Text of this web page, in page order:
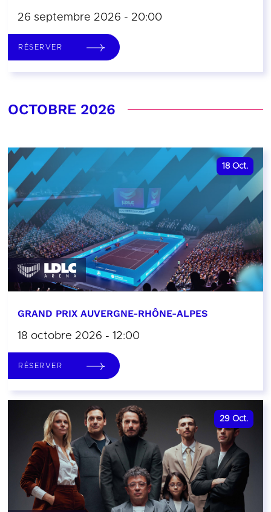
26 septembre 2026 - 20:00
RÉSERVER
OCTOBRE 2026
18 Oct.
GRAND PRIX AUVERGNE-RHÔNE-ALPES
18 octobre 2026 - 12:00
RÉSERVER
29 Oct.